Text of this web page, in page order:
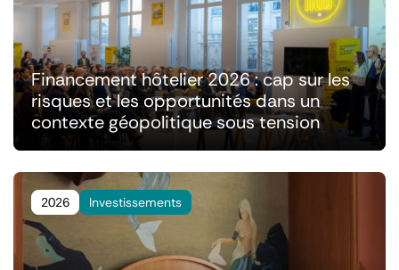
Financement hôtelier 2026 : cap sur les
risques et les opportunités dans un
contexte géopolitique sous tension
2026 Investissements